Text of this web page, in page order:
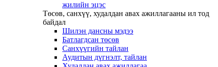
жилийн эцэс
Төсөв, санхүү, худалдан авах ажиллагааны ил тод
байдал
Шилэн дансны мэдээ
Батлагдсан төсөв
Санхүүгийн тайлан
Аудитын дүгнэлт, тайлан